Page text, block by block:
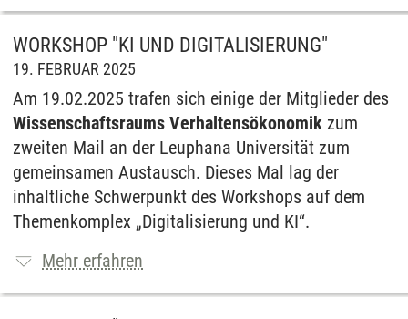
WORKSHOP "KI UND DIGITALISIERUNG"
19. FEBRUAR 2025
Am 19.02.2025 trafen sich einige der Mitglieder des
Wissenschaftsraums Verhaltensökonomik zum
zweiten Mail an der Leuphana Universität zum
gemeinsamen Austausch. Dieses Mal lag der
inhaltliche Schwerpunkt des Workshops auf dem
Themenkomplex „Digitalisierung und KI“.
Mehr erfahren